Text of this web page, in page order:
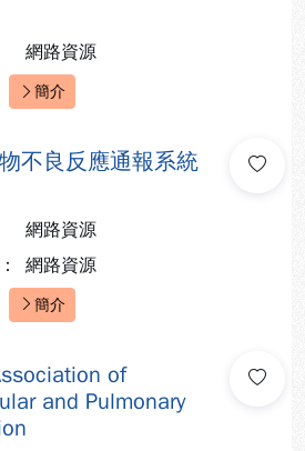
網路資源
簡介
不良反應通報系統
網路資源
網路資源
簡介
of
and Pulmonary